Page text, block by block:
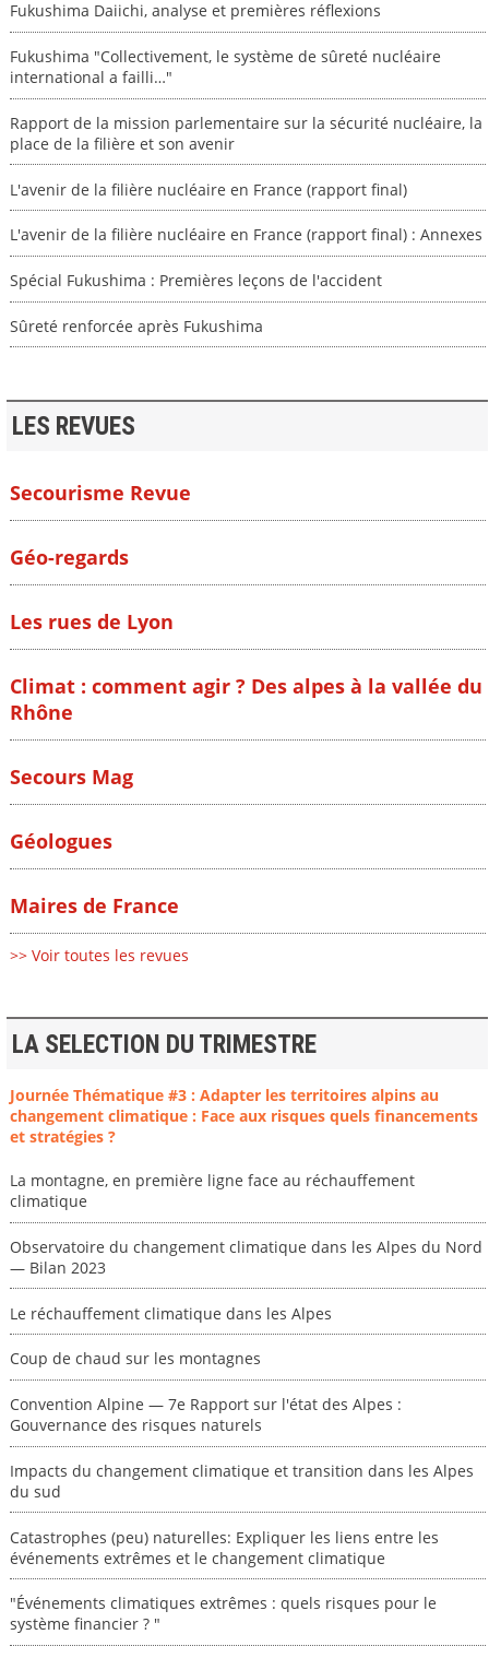
Fukushima Daiichi, analyse et premières réflexions
Fukushima "Collectivement, le système de sûreté nucléaire
international a failli…"
Rapport de la mission parlementaire sur la sécurité nucléaire, la
place de la filière et son avenir
L'avenir de la filière nucléaire en France (rapport final)
L'avenir de la filière nucléaire en France (rapport final) : Annexes
Spécial Fukushima : Premières leçons de l'accident
Sûreté renforcée après Fukushima
LES REVUES
Secourisme Revue
Géo-regards
Les rues de Lyon
Climat : comment agir ? Des alpes à la vallée du
Rhône
Secours Mag
Géologues
Maires de France
>> Voir toutes les revues
LA SELECTION DU TRIMESTRE
Journée Thématique #3 : Adapter les territoires alpins au
changement climatique : Face aux risques quels financements
et stratégies ?
La montagne, en première ligne face au réchauffement
climatique
Observatoire du changement climatique dans les Alpes du Nord
— Bilan 2023
Le réchauffement climatique dans les Alpes
Coup de chaud sur les montagnes
Convention Alpine — 7e Rapport sur l'état des Alpes :
Gouvernance des risques naturels
Impacts du changement climatique et transition dans les Alpes
du sud
Catastrophes (peu) naturelles: Expliquer les liens entre les
événements extrêmes et le changement climatique
"Événements climatiques extrêmes : quels risques pour le
système financier ? "